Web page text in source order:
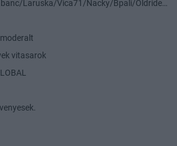
moderalt
vitasarok